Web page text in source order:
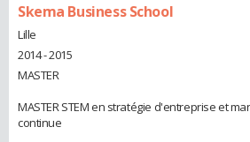
Skema Business School
Lille
2014 - 2015
MASTER
MASTER STEM en stratégie d'entreprise et
continue